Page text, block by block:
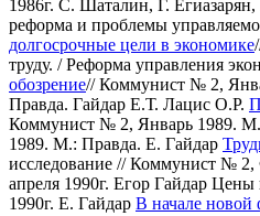
1986г. С. Шаталин, Г.
реформа и проблемы
долгосрочные цели в экономике
труду. / Реформа управления
обозрение// Коммунист № 2,
Правда. Гайдар Е.Т. Лацис О.Р.
Коммунист № 2, Январь 1989.
1989. М.: Правда. Е. Гайдар
исследование // Коммунист №
апреля 1990г. Егор Гайдар Цены
1990г. Е. Гайдар В начале новой